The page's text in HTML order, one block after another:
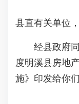
县直有关单位
经县政府同
度明溪县房地
施》印发给你